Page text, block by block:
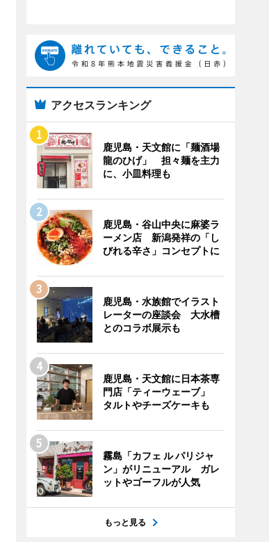
アクセスランキング
鹿児島・天文館に「麺酒場
龍のひげ」 担々麺を主力
に、小皿料理も
鹿児島・谷山中央に麻婆ラ
ーメン店 新潟発祥の「し
びれる辛さ」コンセプトに
鹿児島・水族館でイラスト
レーターの座談会 大水槽
とのコラボ展示も
鹿児島・天文館に日本茶専
門店「ティーウェーブ」
タルトやチーズケーキも
霧島「カフェ ル パリジャ
ン」がリニューアル ガレ
ットやゴーフルが人気
もっと見る